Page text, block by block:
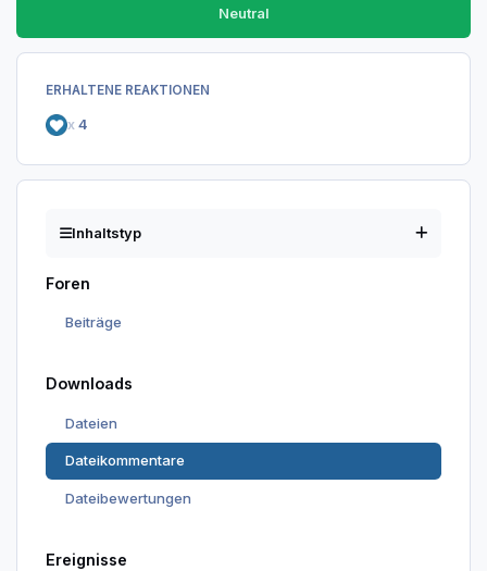
Neutral
ERHALTENE REAKTIONEN
x 4
Inhaltstyp
Foren
Beiträge
Downloads
Dateien
Dateikommentare
Dateibewertungen
Ereignisse